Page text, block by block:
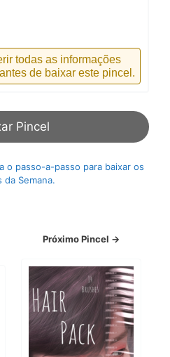
todas as informações
de baixar este pincel.
Pincel
o passo-a-passo para baixar os
da Semana.
Próximo Pincel →